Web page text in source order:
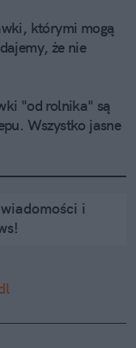
którymi mogą
że nie
"od rolnika" są
Wszystko jasne
i